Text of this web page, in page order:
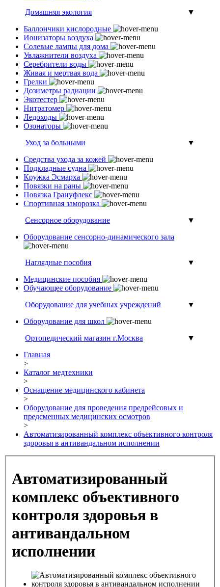
Домашняя экология
▼
Баллончики кислородные
Ионизаторы воздуха
Солевые лампы для дома
Увлажнители воздуха
Серебрители воды
Живая и мертвая вода
Грелки
Дозиметры радиации
Экотестер
Нитратомер
Ледоходы
Озонаторы
Уход за больными
▼
Средства ухода за кожей
Подкладные судна
Кружка Эсмарха
Повязки на раны
Повязка Грануфлекс
Спортивная заморозка
Сенсорное оборудование
▼
Оборудование сенсорно-динамического зала
Наглядные пособия
▼
Медицинские пособия
Обучающее оборудование
Оборудование для учебных учреждений
▼
Оборудование для школ
Ортопедический магазин г.Москва
▼
Главная
>
Каталог медтехники
>
Оснащение медицинского кабинета
>
Оборудование для проведения предрейсовых и
предсменных медицинских осмотров
>
Автоматизированный комплекс объективного контроля
здоровья в антивандальном исполнении
Автоматизированный
комплекс объективного
контроля здоровья в
антивандальном
исполнении